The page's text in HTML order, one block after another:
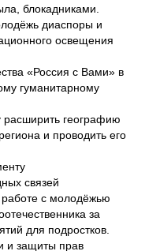
блокадниками.
диаспоры и
освещения
«Россия с Вами» в
гуманитарному
расширить географию
и проводить его
связей
с молодёжью
за
для подростков.
и защиты прав